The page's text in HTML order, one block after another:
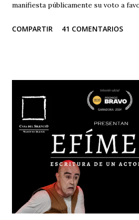
manifiesta públicamente su voto a
de Colombia. Aquí la columna de
está claro y nada de esto se afectará.
tu documento me obliga a hablarte en
debo decirte que tu decisión de
Santo me ha llenado de estupor. No
de una manera tan aterradora. Lo de
anunciado, del que eres libre y
decisión que, por supuesto, no
respeto. Así es como suele decirse,
que me ll...
COMPARTIR 41 COMENTARIOS